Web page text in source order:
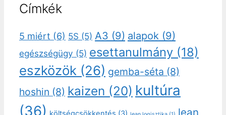
Címkék
5 miért (6) 5S (5) A3 (9) alapok (9)
egészségügy (5) esettanulmány (18)
eszközök (26) gemba-séta (8)
hoshin (8) kaizen (20) kultúra
(36)
lean